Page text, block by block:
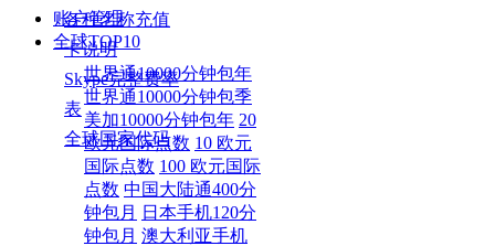
各种名称充值
卡说明
Skype完整费率
表
全球国家代码
账户管理
全球TOP10
世界通10000分钟包年
世界通10000分钟包季
美加10000分钟包年 20
欧元国际点数 10 欧元
国际点数 100 欧元国际
点数 中国大陆通400分
钟包月
日本手机120分
钟包月 澳大利亚手机